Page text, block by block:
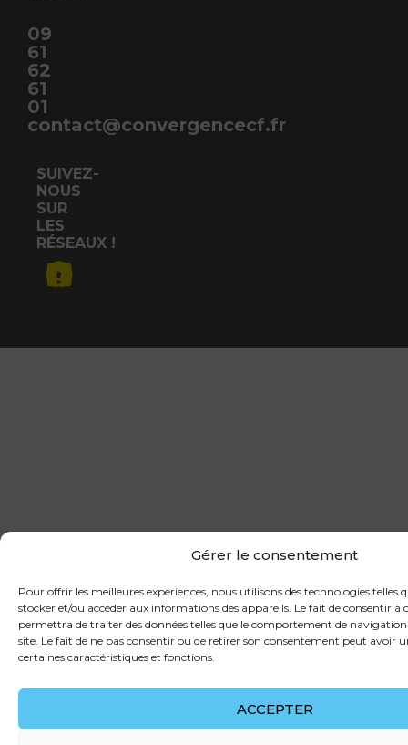
Gérer le consentement
Pour offrir les meilleures expériences, nous utilisons des technologies telles
stocker et/ou accéder aux informations des appareils. Le fait de consentir à
permettra de traiter des données telles que le comportement de navigation
site. Le fait de ne pas consentir ou de retirer son consentement peut avoir
certaines caractéristiques et fonctions.
ACCEPTER
09
61
62
61
01
contact@convergencecf.fr
SUIVEZ-
NOUS
SUR
LES
RÉSEAUX !